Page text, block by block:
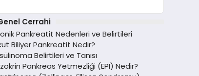
Cerrahi
Pankreatit Nedenleri ve Belirtileri
Biliyer Pankreatit Nedir?
Belirtileri ve Tanısı
Pankreas Yetmezliği (EPI) Nedir?